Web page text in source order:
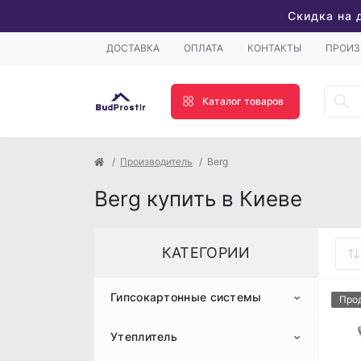
Скидка на
ДОСТАВКА ОПЛАТА КОНТАКТЫ
Каталог товаров
Производитель Berg
Berg купить в Киеве
КАТЕГОРИИ
Гипсокартонные системы
Гипсокартон
Утеплитель